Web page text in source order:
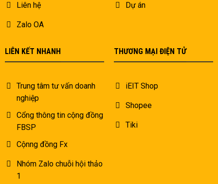
Liên hệ
Zalo OA
Dự án
LIÊN KẾT NHANH
Trung tâm tư vấn doanh
nghiệp
Cổng thông tin cộng đồng
FBSP
Cộnng đồng Fx
Nhóm Zalo chuỗi hội thảo
1
THƯƠNG MẠI ĐIỆN TỬ
iEIT Shop
Shopee
Tiki